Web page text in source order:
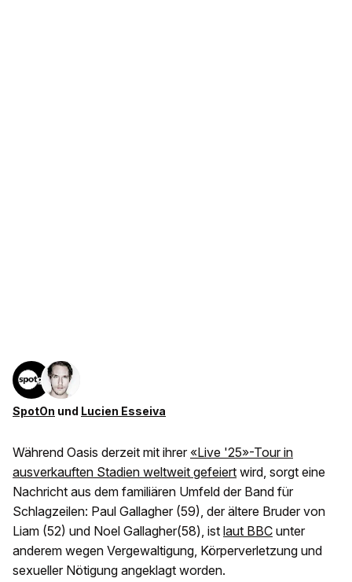
SpotOn und Lucien Esseiva
Während Oasis derzeit mit ihrer «Live '25»-Tour in
ausverkauften Stadien weltweit gefeiert wird, sorgt eine
Nachricht aus dem familiären Umfeld der Band für
Schlagzeilen: Paul Gallagher (59), der ältere Bruder von
Liam (52) und Noel Gallagher(58), ist laut BBC unter
anderem wegen Vergewaltigung, Körperverletzung und
sexueller Nötigung angeklagt worden.